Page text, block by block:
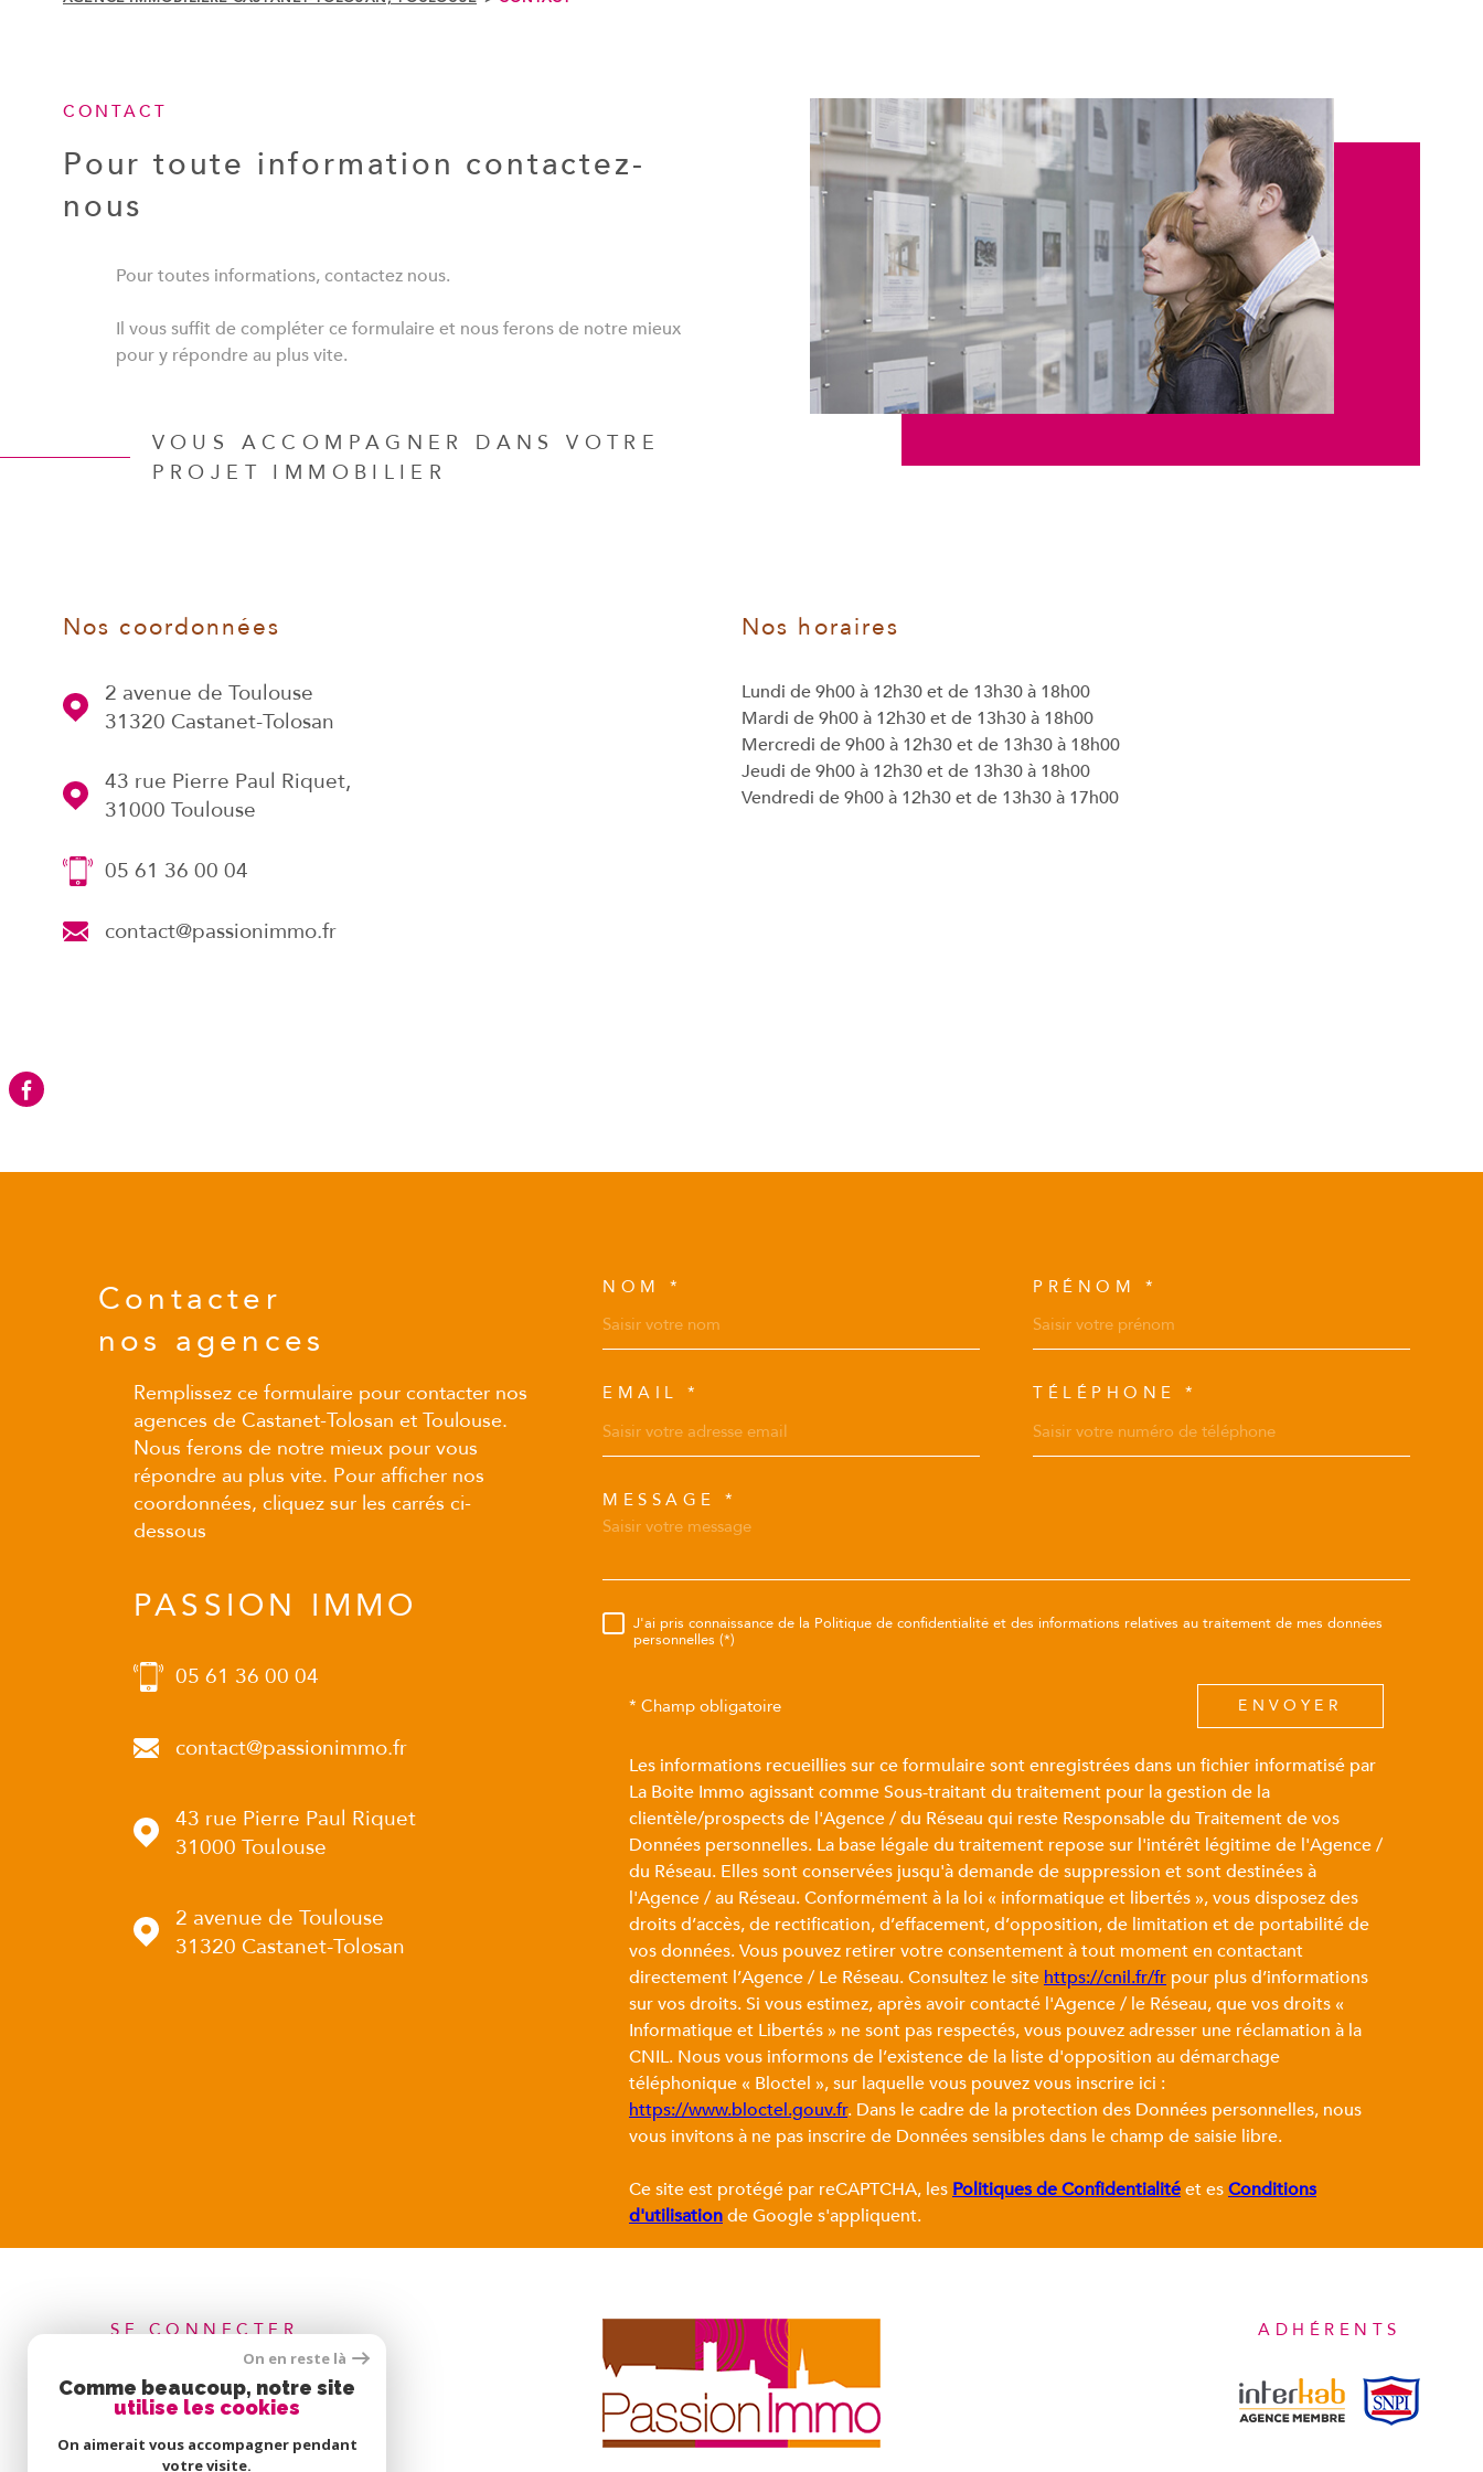
ESTIMATION
CONTACT
Pour toute information contactez-
nous
Pour toutes informations, contactez nous.
Il vous suffit de compléter ce formulaire et nous ferons de notre mieux
pour y répondre au plus vite.
VOUS ACCOMPAGNER DANS VOTRE
PROJET IMMOBILIER
Nos coordonnées
2 avenue de Toulouse
31320
Castanet-Tolosan
43 rue Pierre Paul Riquet,
31000 Toulouse
05 61 36 00 04
contact@passionimmo.fr
Nos horaires
Lundi de 9h00 à 12h30 et de 13h30 à 18h00
Mardi de 9h00 à 12h30 et de 13h30 à 18h00
Mercredi de 9h00 à 12h30 et de 13h30 à 18h00
Jeudi de 9h00 à 12h30 et de 13h30 à 18h00
Vendredi de 9h00 à 12h30 et de 13h30 à 17h00
Contacter
nos agences
Remplissez ce formulaire pour contacter nos
agences de Castanet-Tolosan et Toulouse.
Nous ferons de notre mieux pour vous
répondre au plus vite. Pour afficher nos
coordonnées, cliquez sur les carrés ci-
dessous
PASSION IMMO
05 61 36 00 04
contact@passionimmo.fr
43 rue Pierre Paul Riquet
31000 Toulouse
2 avenue de Toulouse
31320
Castanet-Tolosan
TRAD_MELTEM_VOSCOORDONNEES
NOM * PRÉNOM *
EMAIL * TÉLÉPHONE *
TRAD_MELTEM_VOREDEMANDE
MESSAGE *
RÈGLEMENTATION
J'ai pris connaissance de la Politique de confidentialité et des informations relatives au traitement de mes données
personnelles (*)
* Champ obligatoire ENVOYER
Les informations recueillies sur ce formulaire sont enregistrées dans un fichier informatisé par
La Boite Immo agissant comme Sous-traitant du traitement pour la gestion de la
clientèle/prospects de l'Agence / du Réseau qui reste Responsable du Traitement de vos
Données personnelles. La base légale du traitement repose sur l'intérêt légitime de l'Agence /
du Réseau. Elles sont conservées jusqu'à demande de suppression et sont destinées à
l'Agence / au Réseau. Conformément à la loi « informatique et libertés », vous disposez des
droits d’accès, de rectification, d’effacement, d’opposition, de limitation et de portabilité de
vos données. Vous pouvez retirer votre consentement à tout moment en contactant
directement l’Agence / Le Réseau. Consultez le site https://cnil.fr/fr pour plus d’informations
sur vos droits. Si vous estimez, après avoir contacté l'Agence / le Réseau, que vos droits «
Informatique et Libertés » ne sont pas respectés, vous pouvez adresser une réclamation à la
CNIL. Nous vous informons de l’existence de la liste d'opposition au démarchage
téléphonique « Bloctel », sur laquelle vous pouvez vous inscrire ici :
https://www.bloctel.gouv.fr. Dans le cadre de la protection des Données personnelles, nous
vous invitons à ne pas inscrire de Données sensibles dans le champ de saisie libre.
Ce site est protégé par reCAPTCHA, les Politiques de Confidentialitéet esConditions
d'utilisationde Google s'appliquent.
SE CONNECTER
ESPACE COPROPRIÉTAIRE
ADHÉRENTS
On en reste là
Comme beaucoup, notre site
utilise les cookies
On aimerait vous accompagner pendant
votre visite.